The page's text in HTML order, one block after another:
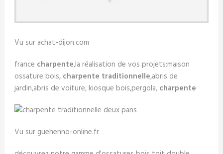
Vu sur achat-dijon.com
france charpente,la réalisation de vos projets:maison
ossature bois, charpente traditionnelle,abris de
jardin,abris de voiture, kiosque bois,pergola, charpente
Vu sur guehenno-online.fr